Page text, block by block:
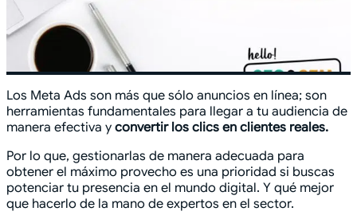
Los Meta Ads son más que sólo anuncios en línea; son
herramientas fundamentales para llegar a tu audiencia de
manera efectiva y convertir los clics en clientes reales.
Por lo que, gestionarlas de manera adecuada para
obtener el máximo provecho es una prioridad si buscas
potenciar tu presencia en el mundo digital. Y qué mejor
que hacerlo de la mano de expertos en el sector.